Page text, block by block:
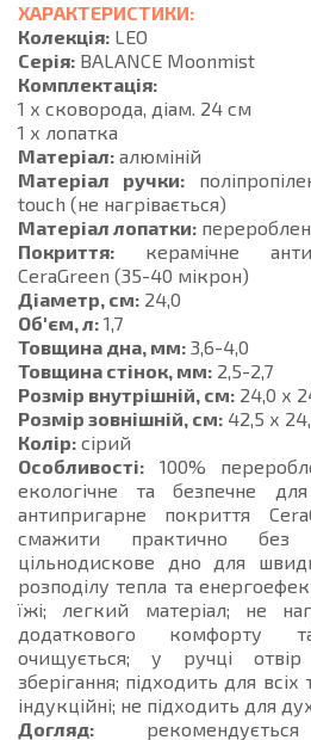
ХАРАКТЕРИСТИКИ:
Колекція: LEO
Серія: BALANCE Moonmist
Комплектація:
1 х сковорода, діам. 24 см
1 х лопатка
Матеріал: алюміній
Матеріал ручки:
touch (не нагрівається)
Матеріал лопатки:
Покриття: керамічне
CeraGreen (35-40 мікрон)
Діаметр, см: 24,0
Об'єм, л: 1,7
Товщина дна, мм: 3,6-4,0
Товщина стінок, мм: 2,5-2,7
Розмір внутрішній, см: 24,0 х
Розмір зовнішній, см: 42,5 х
Колір: сірий
Особливості: 100%
екологічне та безпечне
антипригарне покриття
смажити практично
цільнодискове дно для
розподілу тепла та
їжі; легкий матеріал; не
додаткового комфорту
очищується; у ручці
зберігання; підходить для
індукційні; не підходить для
Догляд: